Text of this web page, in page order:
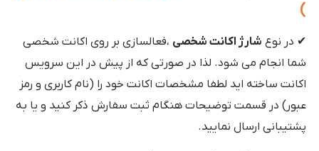
)
✔ در نوع شارژ اکانت شخصی ،فعالسازی بر روی اکانت شخصی
شما انجام می شود. لذا در صورتی که از پیش در این سرویس
اکانت ساخته اید لطفا مشخصات اکانت خود را (نام کاربری و رمز
عبور) در قسمت توضیحات هنگام ثبت سفارش ذکر کنید و یا به
پشتیبانی ارسال نمایید.